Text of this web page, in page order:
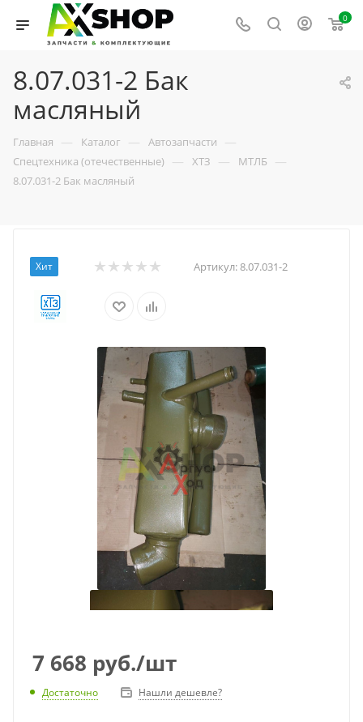
0
8.07.031-2 Бак
масляный
Главная — Каталог — Автозапчасти —
Спецтехника (отечественные) — ХТЗ — МТЛБ —
8.07.031-2 Бак масляный
Хит Артикул:8.07.031-2
7 668 руб./шт
Достаточно Нашли дешевле?